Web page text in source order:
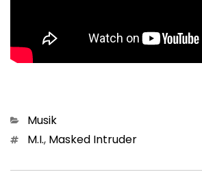
Kategorien
Musik
Schlagwörter
M.I., Masked Intruder